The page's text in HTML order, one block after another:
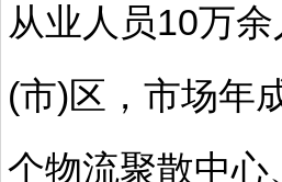
从业人员10万
(市)区，市场年
个物流聚散中